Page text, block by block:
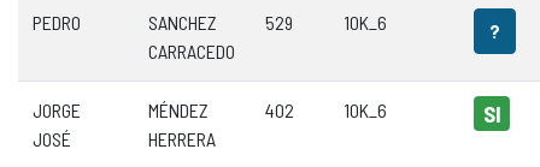
PEDRO
SANCHEZ
CARRACEDO
529 10K_6 ?
JORGE
JOSÉ
MÉNDEZ
HERRERA
402 10K_6 SI